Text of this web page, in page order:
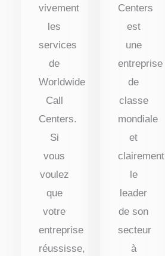
vivement
les
services
de
Worldwide
Call
Centers.
Si
vous
voulez
que
votre
entreprise
réussisse,
Centers
est
une
entreprise
de
classe
mondiale
et
clairement
le
leader
de son
secteur
à